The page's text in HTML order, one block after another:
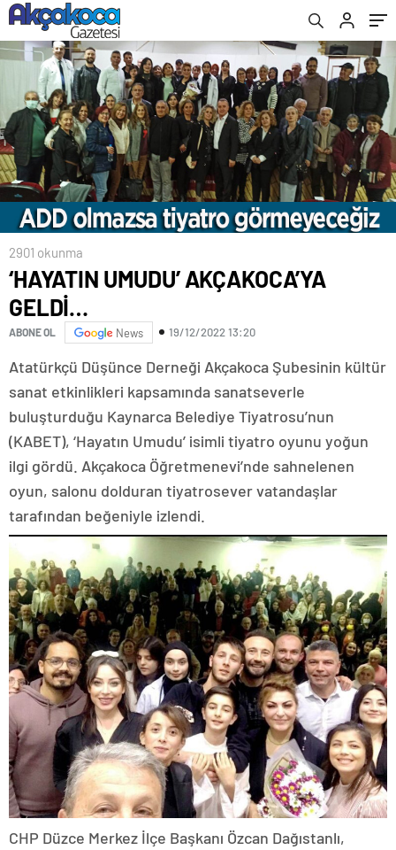
2901 okunma
‘HAYATIN UMUDU’ AKÇAKOCA’YA
GELDİ…
ABONE OL News 19/12/2022 13:20
Atatürkçü Düşünce Derneği Akçakoca Şubesinin kültür
sanat etkinlikleri kapsamında sanatseverle
buluşturduğu Kaynarca Belediye Tiyatrosu’nun
(KABET), ‘Hayatın Umudu’ isimli tiyatro oyunu yoğun
ilgi gördü. Akçakoca Öğretmenevi’nde sahnelenen
oyun, salonu dolduran tiyatrosever vatandaşlar
tarafından beğeniyle izlendi.
CHP Düzce Merkez İlçe Başkanı Özcan Dağıstanlı,
YÜKSEKTİ